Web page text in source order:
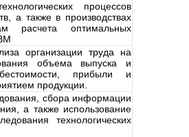
процессов
а также в производствах
расчета оптимальных
организации труда на
объема выпуска и
прибыли и
продукции.
сбора информации
а также использование
технологических